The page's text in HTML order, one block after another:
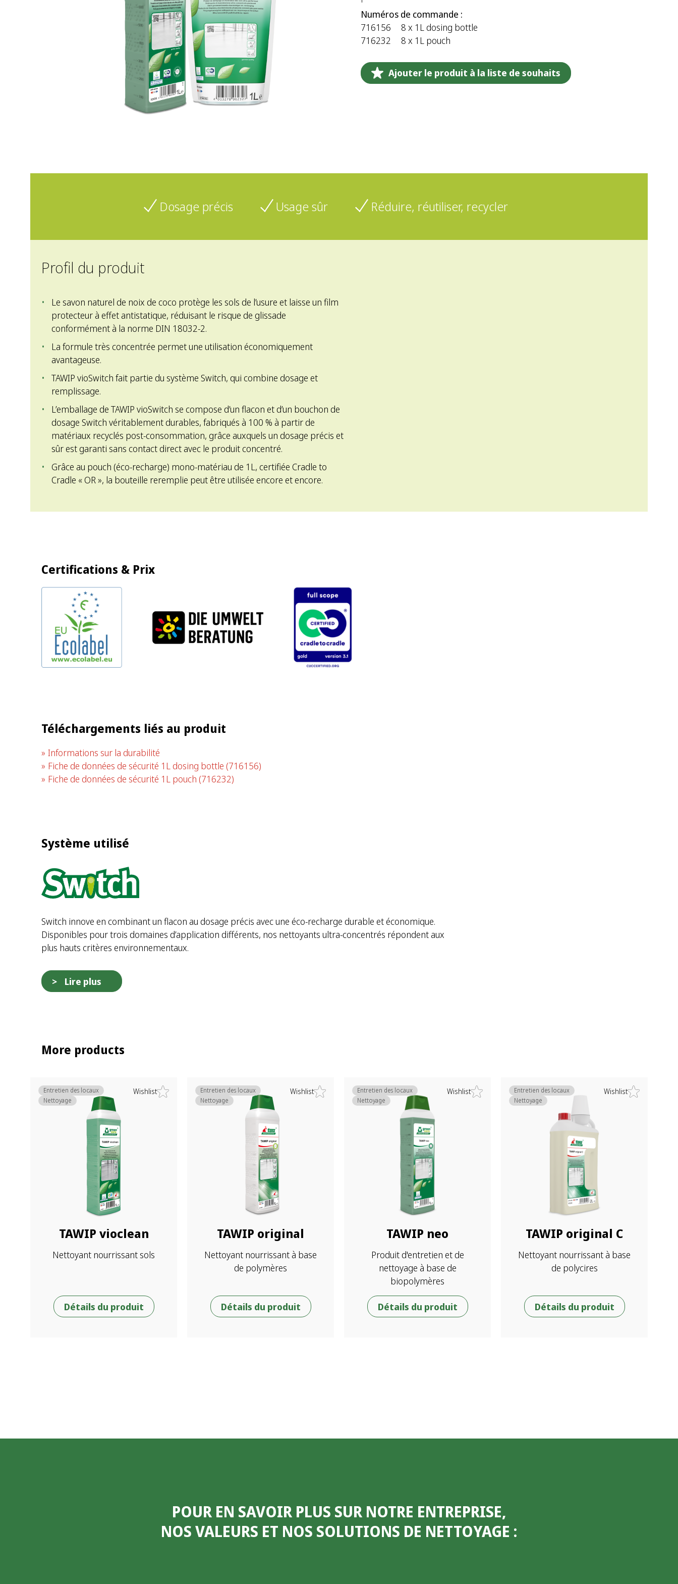
Numéros de commande :
716156
8 x 1L dosing bottle
716232
8 x 1L pouch
Ajouter le produit à la liste de souhaits
Dosage précis Usage sûr Réduire, réutiliser, recycler
Profil du produit
Le savon naturel de noix de coco protège les sols de l’usure et laisse un film
protecteur à effet antistatique, réduisant le risque de glissade
conformément à la norme DIN 18032-2.
La formule très concentrée permet une utilisation économiquement
avantageuse.
TAWIP vioSwitch fait partie du système Switch, qui combine dosage et
remplissage.
L’emballage de TAWIP vioSwitch se compose d’un flacon et d’un bouchon de
dosage Switch véritablement durables, fabriqués à 100 % à partir de
matériaux recyclés post-consommation, grâce auxquels un dosage précis et
sûr est garanti sans contact direct avec le produit concentré.
Grâce au pouch (éco-recharge) mono-matériau de 1L, certifiée Cradle to
Cradle « OR », la bouteille reremplie peut être utilisée encore et encore.
Certifications & Prix
Téléchargements liés au produit
Informations sur la durabilité
Fiche de données de sécurité 1L dosing bottle (716156)
Fiche de données de sécurité 1L pouch (716232)
Système utilisé
Switch innove en combinant un flacon au dosage précis avec une éco-recharge durable et économique.
Disponibles pour trois domaines d’application différents, nos nettoyants ultra-concentrés répondent aux
plus hauts critères environnementaux.
Lire plus
More products
Wishlist
TAWIP vioclean
Nettoyant nourrissant sols
Entretien des locaux
Nettoyage
Détails du produit
Wishlist
TAWIP original
Nettoyant nourrissant à base
de polymères
Entretien des locaux
Nettoyage
Détails du produit
Wishlist
TAWIP neo
Produit d'entretien et de
nettoyage à base de
biopolymères
Entretien des locaux
Nettoyage
Détails du produit
Wishlist
TAWIP original C
Nettoyant nourrissant à base
de polycires
Entretien des locaux
Nettoyage
Détails du produit
POUR EN SAVOIR PLUS SUR NOTRE ENTREPRISE,
NOS VALEURS ET NOS SOLUTIONS DE NETTOYAGE :